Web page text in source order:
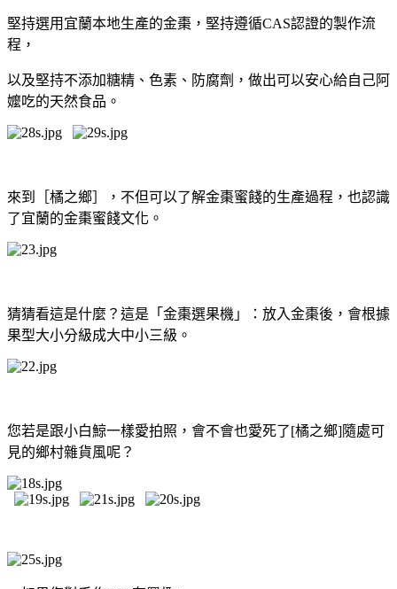
堅持選用宜蘭本地生產的金棗， 堅持遵循CAS認證的製作流
程，
以及堅持不添加糖精、色素、防腐劑，做出可以安心給自己阿
嬤吃的天然食品。
來到［橘之鄉］，不但可以了解金棗蜜餞的生產過程，也認識
了宜蘭的金棗蜜餞文化。
猜猜看這是什麼？這是「金棗選果機」：放入金棗後，會根據
果型大小分級成大中小三級。
您若是跟小白鯨一樣愛拍照，會不會也愛死了[橘之鄉]隨處可
見的鄉村雜貨風呢？